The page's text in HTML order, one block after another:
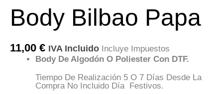
Body Bilbao Papa
11,00 € IVA Incluido Incluye Impuestos
Body De Algodón O Poliester Con DTF.
Tiempo De Realización 5 O 7 Días Desde La
Compra No Incluido Día Festivos.